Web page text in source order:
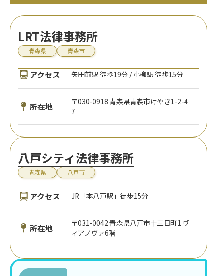
LRT法律事務所
青森県 青森市
アクセス 矢田前駅 徒歩19分 / 小柳駅 徒歩15分
所在地
〒030-0918 青森県青森市けやき1-2-4
7
八戸シティ法律事務所
青森県 八戸市
アクセス JR「本八戸駅」徒歩15分
所在地
〒031-0042 青森県八戸市十三日町1 ヴ
ィアノヴァ6階